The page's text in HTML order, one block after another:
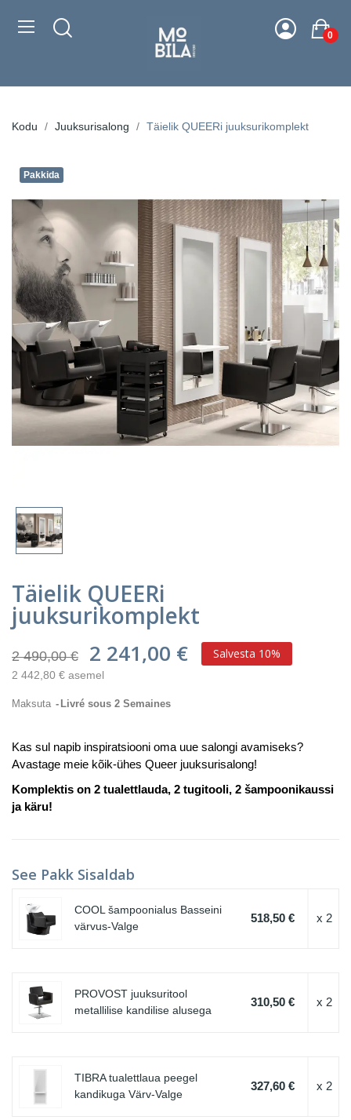
0
Kodu Juuksurisalong Täielik QUEERi juuksurikomplekt
Pakkida
Täielik QUEERi
juuksurikomplekt
2 490,00 € 2 241,00 € Salvesta 10%
2 442,80 € asemel
Maksuta Livré sous 2 Semaines
Kas sul napib inspiratsiooni oma uue salongi avamiseks?
Avastage meie kõik-ühes Queer juuksurisalong!
Komplektis on 2 tualettlauda, 2 tugitooli, 2 šampoonikaussi
ja käru!
See Pakk Sisaldab
COOL šampoonialus Basseini
värvus-Valge
518,50 € x 2
PROVOST juuksuritool
metallilise kandilise alusega
310,50 € x 2
TIBRA tualettlaua peegel
kandikuga Värv-Valge
327,60 € x 2